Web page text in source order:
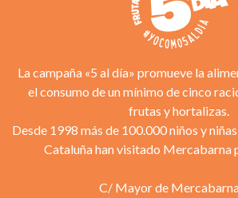
La campaña «5 al día» promueve la
el consumo de un mínimo de cinco
frutas y hortalizas.
Desde 1998 más de 100.000 niños y
Cataluña han visitado Mercabarna
C/ Mayor de